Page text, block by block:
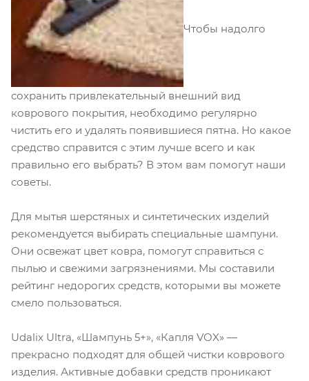
Чтобы надолго
сохранить привлекательный внешний вид
коврового покрытия, необходимо регулярно
чистить его и удалять появившиеся пятна. Но какое
средство справится с этим лучше всего и как
правильно его выбрать? В этом вам помогут наши
советы.
Для мытья шерстяных и синтетических изделий
рекомендуется выбирать специальные шампуни.
Они освежат цвет ковра, помогут справиться с
пылью и свежими загрязнениями. Мы составили
рейтинг недорогих средств, которыми вы можете
смело пользоваться.
Udalix Ultra, «Шампунь 5+», «Капля VOX» —
прекрасно подходят для общей чистки коврового
изделия. Активные добавки средств проникают